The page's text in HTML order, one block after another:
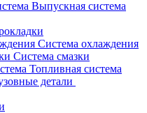
Выпускная система
Система охлаждения
Система смазки
Топливная система
детали